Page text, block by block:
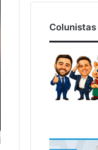
Colunistas